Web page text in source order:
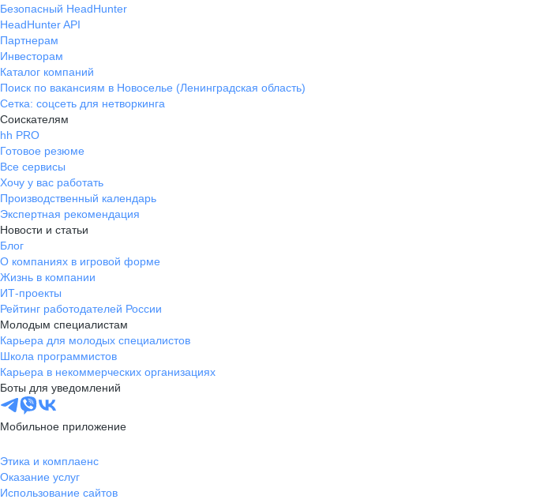
Безопасный HeadHunter
HeadHunter API
Партнерам
Инвесторам
Каталог компаний
Поиск по вакансиям в Новоселье (Ленинградская область)
Сетка: соцсеть для нетворкинга
Соискателям
hh PRO
Готовое резюме
Все сервисы
Хочу у вас работать
Производственный календарь
Экспертная рекомендация
Новости и статьи
Блог
О компаниях в игровой форме
Жизнь в компании
ИТ-проекты
Рейтинг работодателей России
Молодым специалистам
Карьера для молодых специалистов
Школа программистов
Карьера в некоммерческих организациях
Боты для уведомлений
Мобильное приложение
Этика и комплаенс
Оказание услуг
Использование сайтов